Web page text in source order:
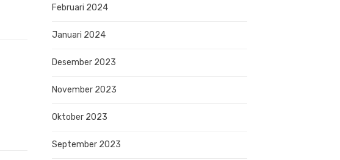
Februari 2024
Januari 2024
Desember 2023
November 2023
Oktober 2023
September 2023